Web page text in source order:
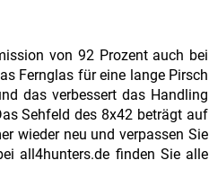
von 92 Prozent auch bei
Fernglas für eine lange Pirsch
das verbessert das Handling
Sehfeld des 8x42 beträgt auf
wieder neu und verpassen Sie
all4hunters.de finden Sie alle